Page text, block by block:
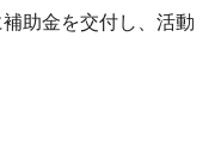
助金を交付し、活動